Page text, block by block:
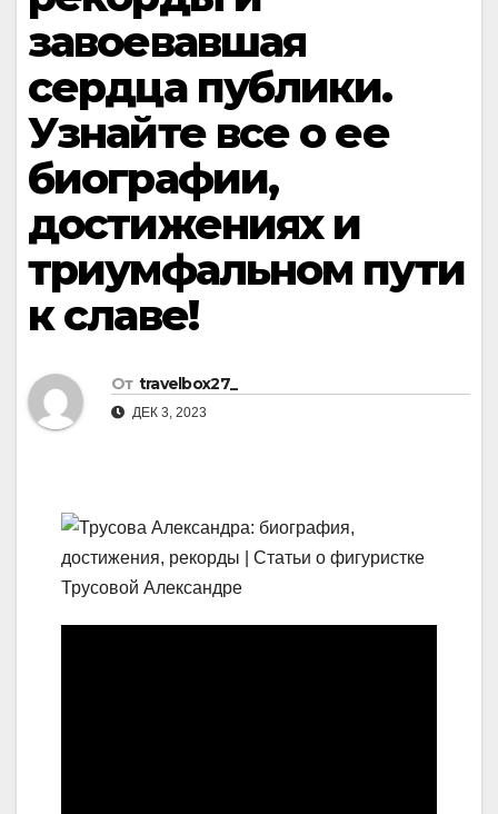
завоевавшая
сердца публики.
Узнайте все о ее
биографии,
достижениях и
триумфальном пути
к славе!
От travelbox27_
ДЕК 3, 2023